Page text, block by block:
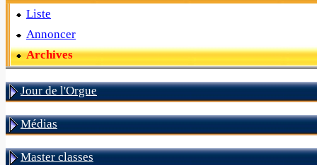
Liste
Annoncer
Archives
Jour de l'Orgue
Médias
Master classes